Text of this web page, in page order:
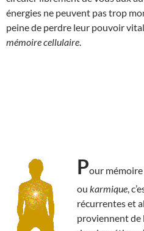
énergies ne peuvent pas trop
peine de perdre leur pouvoir
mémoire cellulaire
Pour
ou karmique ,
récurrentes et
proviennent de